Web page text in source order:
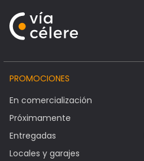
PROMOCIONES
En comercialización
Próximamente
Entregadas
Locales y garajes